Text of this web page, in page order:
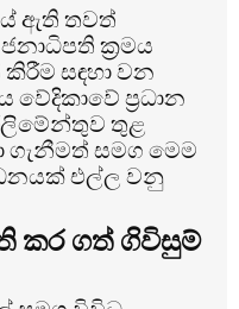
ඇති තවත්
ක්‍රමය
සඳහා වන
ප්‍රධාන
තුළ
සමග මෙම
එල්ල වනු
කර ගත් ගිවිසුම්